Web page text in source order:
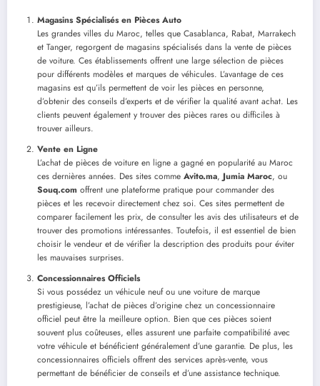
Magasins Spécialisés en Pièces Auto
Les grandes villes du Maroc, telles que Casablanca, Rabat, Marrakech
et Tanger, regorgent de magasins spécialisés dans la vente de pièces
de voiture. Ces établissements offrent une large sélection de pièces
pour différents modèles et marques de véhicules. L’avantage de ces
magasins est qu’ils permettent de voir les pièces en personne,
d’obtenir des conseils d’experts et de vérifier la qualité avant achat. Les
clients peuvent également y trouver des pièces rares ou difficiles à
trouver ailleurs.
Vente en Ligne
L’achat de pièces de voiture en ligne a gagné en popularité au Maroc
ces dernières années. Des sites comme Avito.ma, Jumia Maroc, ou
Souq.com offrent une plateforme pratique pour commander des
pièces et les recevoir directement chez soi. Ces sites permettent de
comparer facilement les prix, de consulter les avis des utilisateurs et de
trouver des promotions intéressantes. Toutefois, il est essentiel de bien
choisir le vendeur et de vérifier la description des produits pour éviter
les mauvaises surprises.
Concessionnaires Officiels
Si vous possédez un véhicule neuf ou une voiture de marque
prestigieuse, l’achat de pièces d’origine chez un concessionnaire
officiel peut être la meilleure option. Bien que ces pièces soient
souvent plus coûteuses, elles assurent une parfaite compatibilité avec
votre véhicule et bénéficient généralement d’une garantie. De plus, les
concessionnaires officiels offrent des services après-vente, vous
permettant de bénéficier de conseils et d’une assistance technique.